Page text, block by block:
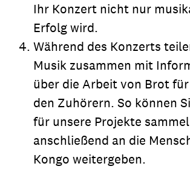
Ihr Konzert nicht nur
Erfolg wird.
Während des Konzerts
Musik zusammen mit
über die Arbeit von Brot
den Zuhörern. So können
für unsere Projekte
anschließend an die
Kongo weitergeben.